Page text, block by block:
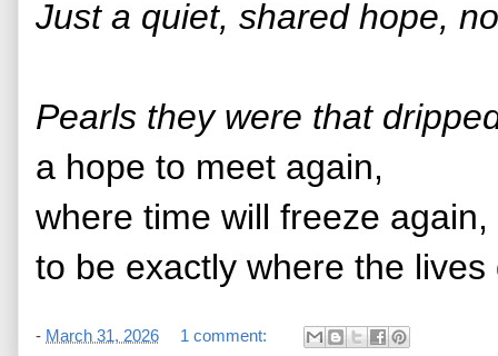
Just a quiet, shared hope,
Pearls they were that
a hope to meet again,
where time will freeze again,
to be exactly where the lives
- March 31, 2026 1 comment: